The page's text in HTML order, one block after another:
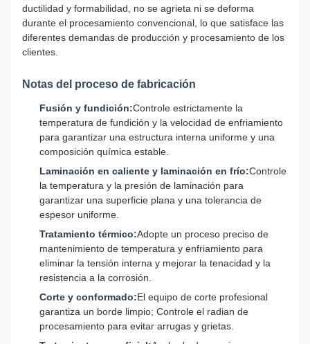
ductilidad y formabilidad, no se agrieta ni se deforma
durante el procesamiento convencional, lo que satisface las
diferentes demandas de producción y procesamiento de los
clientes.
Notas del proceso de fabricación
Fusión y fundición:Controle estrictamente la
temperatura de fundición y la velocidad de enfriamiento
para garantizar una estructura interna uniforme y una
composición química estable.
Laminación en caliente y laminación en frío:Controle
la temperatura y la presión de laminación para
garantizar una superficie plana y una tolerancia de
espesor uniforme.
Tratamiento térmico:Adopte un proceso preciso de
mantenimiento de temperatura y enfriamiento para
eliminar la tensión interna y mejorar la tenacidad y la
resistencia a la corrosión.
Corte y conformado:El equipo de corte profesional
garantiza un borde limpio; Controle el radian de
procesamiento para evitar arrugas y grietas.